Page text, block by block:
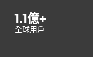
1.1 億+
全球用戶